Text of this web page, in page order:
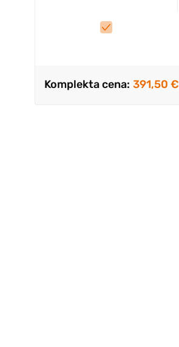
Komplekta cena: 391,50 €